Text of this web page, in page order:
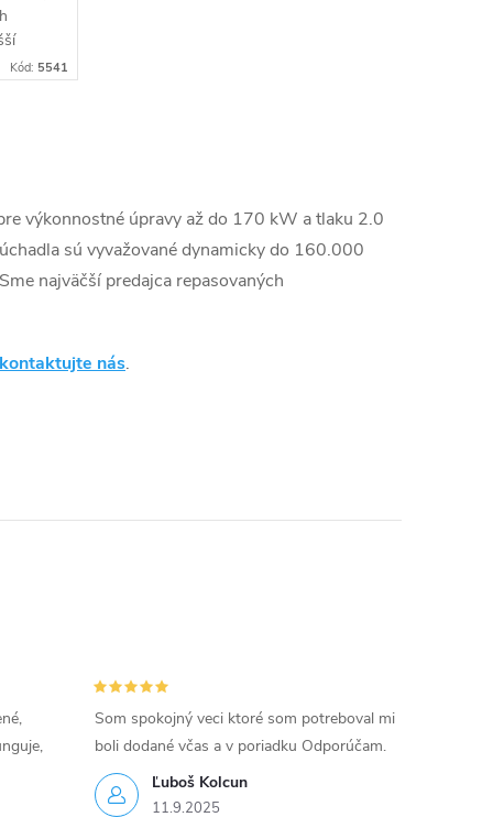
Kód: 5541
výkonnostné úpravy až do 170 kW a tlaku 2.0
sú vyvažované dynamicky do 160.000
Sme najväčší predajca repasovaných
kontaktujte nás.
Ľuboš Kolcun
11.9.2025
Som spokojný veci ktoré som potreboval mi
boli dodané včas a v poriadku Odporúčam.